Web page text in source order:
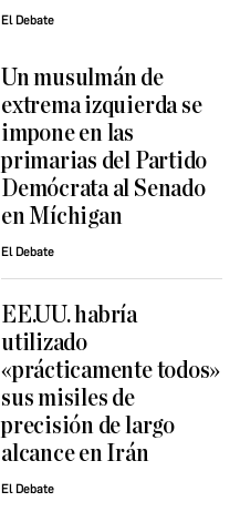
El Debate
Un musulmán de
extrema izquierda se
impone en las
primarias del Partido
Demócrata al Senado
en Míchigan
El Debate
EE.UU. habría
utilizado
«prácticamente todos»
sus misiles de
precisión de largo
alcance en Irán
El Debate